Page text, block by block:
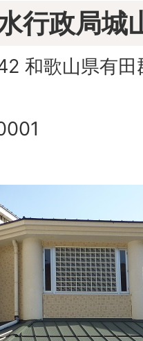
行政局城
和歌山県有田